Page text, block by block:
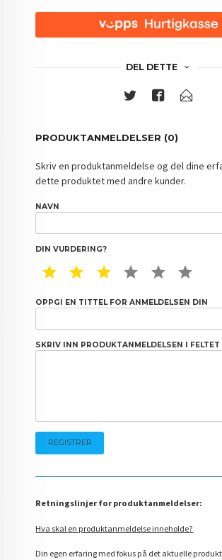
DEL DETTE
PRODUKTANMELDELSER (0)
Skriv en produktanmeldelse og del dine
dette produktet med andre kunder.
NAVN
DIN VURDERING?
1 STAR2 STAR3 STAR4 STAR5 STAR
OPPGI EN TITTEL FOR ANMELDELSEN DIN
SKRIV INN PRODUKTANMELDELSEN I FELTET
Retningslinjer for produktanmeldelser:
Hva skal en produktanmeldelse inneholde?
Din egen erfaring med fokus på det aktuelle